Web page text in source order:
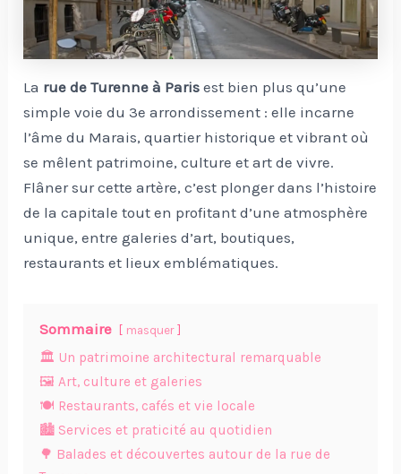
La rue de Turenne à Paris est bien plus qu’une
simple voie du 3e arrondissement : elle incarne
l’âme du Marais, quartier historique et vibrant où
se mêlent patrimoine, culture et art de vivre.
Flâner sur cette artère, c’est plonger dans l’histoire
de la capitale tout en profitant d’une atmosphère
unique, entre galeries d’art, boutiques,
restaurants et lieux emblématiques.
Sommaire masquer
🏛️ Un patrimoine architectural remarquable
🖼️ Art, culture et galeries
🍽️ Restaurants, cafés et vie locale
🏙️ Services et praticité au quotidien
🌳 Balades et découvertes autour de la rue de